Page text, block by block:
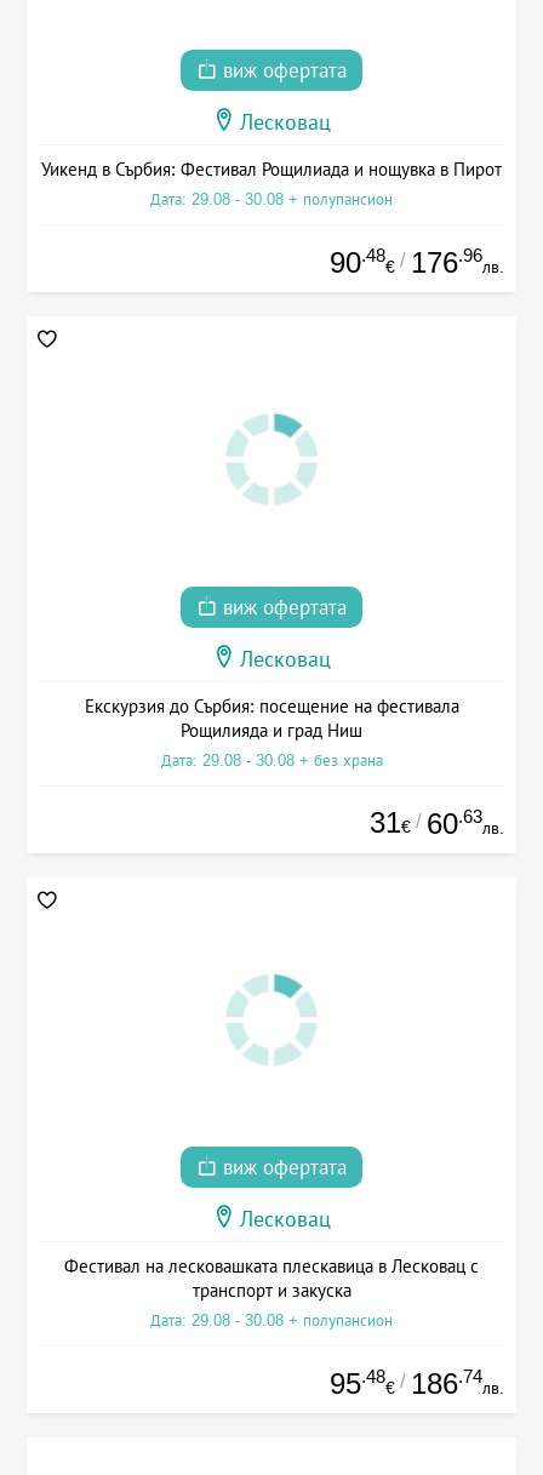
виж офертата
Лесковац
Уикенд в Сърбия: Фестивал Рощилиада и нощувка в Пирот
Дата: 29.08 - 30.08 + полупансион
90.48
€ / 176.96
лв.
виж офертата
Лесковац
Екскурзия до Сърбия: посещение на фестивала
Рощилияда и град Ниш
Дата: 29.08 - 30.08 + без храна
31€ / 60.63
лв.
виж офертата
Лесковац
Фестивал на лесковашката плескавица в Лесковац с
транспорт и закуска
Дата: 29.08 - 30.08 + полупансион
95.48
€ / 186.74
лв.